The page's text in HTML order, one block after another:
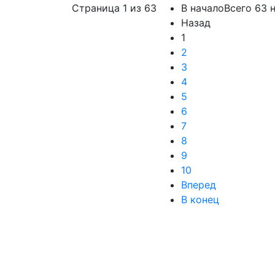
Страница 1 из 63
В начало
Назад
1
2
3
4
5
6
7
8
9
10
Вперед
В конец
Всего 63